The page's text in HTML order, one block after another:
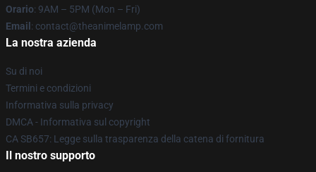
Orario: 9AM – 5PM (Mon – Fri)
Email : contact@theanimelamp.com
La nostra azienda
Su di noi
Termini e condizioni
Informativa sulla privacy
DMCA - Informativa sul copyright
CA SB657: Legge sulla trasparenza della catena di fornitura
Il nostro supporto